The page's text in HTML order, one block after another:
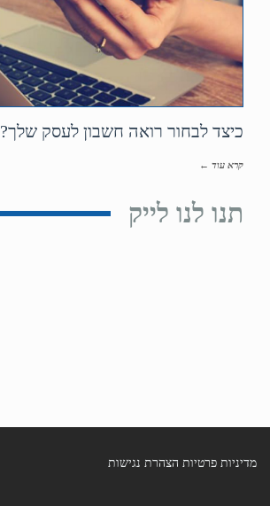
כיצד לבחור רואה חשבון לעסק שלך?
קרא עוד ←
תנו לנו לייק
מדיניות פרטיות הצהרת נגישות